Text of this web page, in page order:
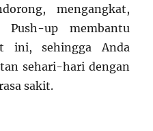
mengangkat,
up membantu
ini, sehingga Anda
sehari-hari dengan
sakit.